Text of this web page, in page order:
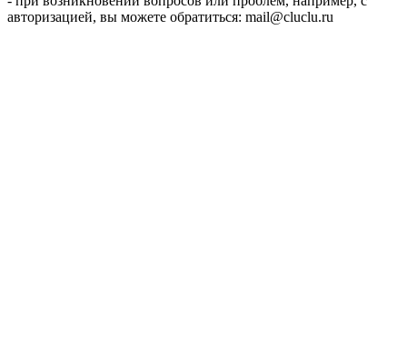
авторизацией, вы можете обратиться: mail@cluclu.ru